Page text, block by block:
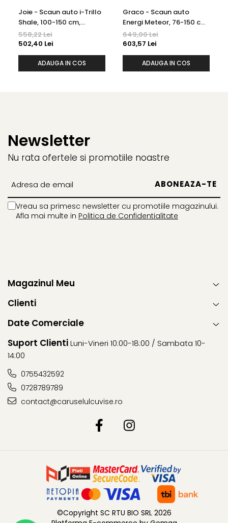
Joie - Scaun auto i-Trillo
Shale, 100-150 cm,
certificat R129 -3-12 ani
558,22 Lei
502,40 Lei
ADAUGA IN COS
Graco - Scaun auto
Energi Meteor, 76-150 cm,
certificat R129
649,00 Lei
603,57 Lei
ADAUGA IN COS
Newsletter
Nu rata ofertele si promotiile noastre
Vreau sa primesc newsletter cu promotiile magazinului.
Afla mai multe in Politica de Confidentialitate
Magazinul Meu
Clienti
Date Comerciale
Suport ClientiLuni-Vineri 10:00-18:00 / Sambata 10-
14:00
0755432592
0728789789
contact@caruselulcuvise.ro
©Copyright SC RTU BIO SRL 2026